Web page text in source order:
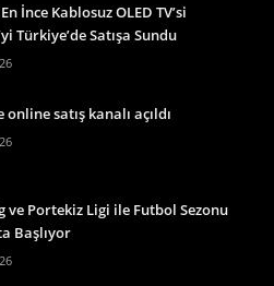
İnce Kablosuz OLED TV’si
Türkiye’de Satışa Sundu
satış kanalı açıldı
ve Portekiz Ligi ile Futbol Sezonu
Başlıyor